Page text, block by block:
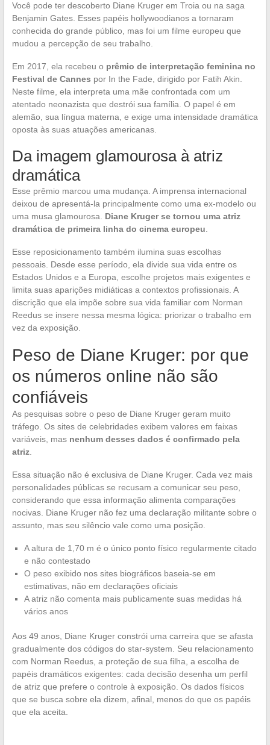
Você pode ter descoberto Diane Kruger em Troia ou na saga
Benjamin Gates. Esses papéis hollywoodianos a tornaram
conhecida do grande público, mas foi um filme europeu que
mudou a percepção de seu trabalho.
Em 2017, ela recebeu o prêmio de interpretação feminina no
Festival de Cannes por In the Fade, dirigido por Fatih Akin.
Neste filme, ela interpreta uma mãe confrontada com um
atentado neonazista que destrói sua família. O papel é em
alemão, sua língua materna, e exige uma intensidade dramática
oposta às suas atuações americanas.
Da imagem glamourosa à atriz
dramática
Esse prêmio marcou uma mudança. A imprensa internacional
deixou de apresentá-la principalmente como uma ex-modelo ou
uma musa glamourosa. Diane Kruger se tornou uma atriz
dramática de primeira linha do cinema europeu.
Esse reposicionamento também ilumina suas escolhas
pessoais. Desde esse período, ela divide sua vida entre os
Estados Unidos e a Europa, escolhe projetos mais exigentes e
limita suas aparições midiáticas a contextos profissionais. A
discrição que ela impõe sobre sua vida familiar com Norman
Reedus se insere nessa mesma lógica: priorizar o trabalho em
vez da exposição.
Peso de Diane Kruger: por que
os números online não são
confiáveis
As pesquisas sobre o peso de Diane Kruger geram muito
tráfego. Os sites de celebridades exibem valores em faixas
variáveis, mas nenhum desses dados é confirmado pela
atriz.
Essa situação não é exclusiva de Diane Kruger. Cada vez mais
personalidades públicas se recusam a comunicar seu peso,
considerando que essa informação alimenta comparações
nocivas. Diane Kruger não fez uma declaração militante sobre o
assunto, mas seu silêncio vale como uma posição.
A altura de 1,70 m é o único ponto físico regularmente citado
e não contestado
O peso exibido nos sites biográficos baseia-se em
estimativas, não em declarações oficiais
A atriz não comenta mais publicamente suas medidas há
vários anos
Aos 49 anos, Diane Kruger constrói uma carreira que se afasta
gradualmente dos códigos do star-system. Seu relacionamento
com Norman Reedus, a proteção de sua filha, a escolha de
papéis dramáticos exigentes: cada decisão desenha um perfil
de atriz que prefere o controle à exposição. Os dados físicos
que se busca sobre ela dizem, afinal, menos do que os papéis
que ela aceita.